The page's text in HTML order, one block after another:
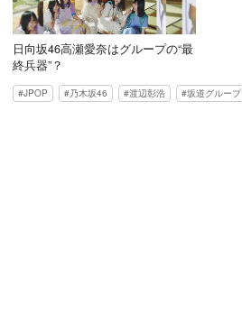
日向坂46高瀬愛奈はグループの“最
終兵器”？
JPOP 乃木坂46 渡辺彰浩 坂道グループ